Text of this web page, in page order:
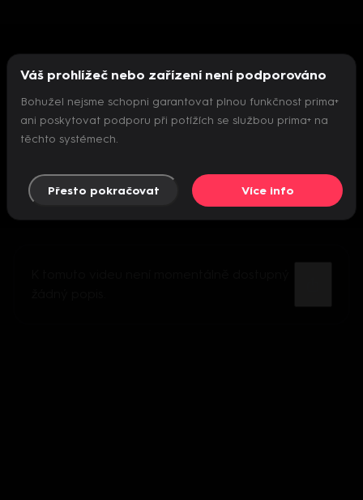
Nepodařilo se inicializovat přehrávač
Váš prohlížeč nebo zařízení není podporováno
Bohužel nejsme schopni garantovat plnou funkčnost prima+
ani poskytovat podporu při potížích se službou prima+ na
těchto systémech.
Přesto pokračovat Více info